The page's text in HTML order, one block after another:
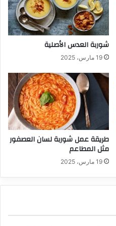
شوربة العدس الأصلية
19 مارس، 2025
طريقة عمل شوربة لسان العصفور
مثل المطاعم
19 مارس، 2025